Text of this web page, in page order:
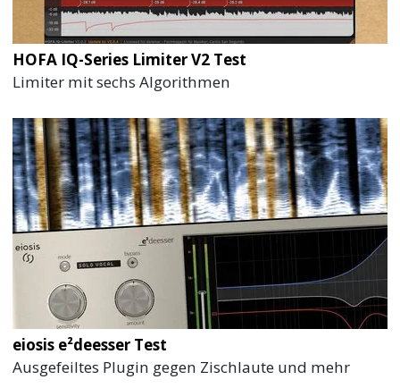
HOFA IQ-Series Limiter V2 Test
Limiter mit sechs Algorithmen
eiosis e²deesser Test
Ausgefeiltes Plugin gegen Zischlaute und mehr